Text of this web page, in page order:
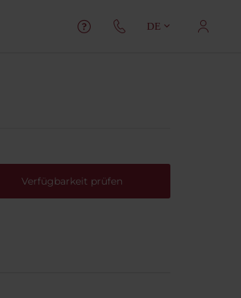
DE
Verfügbarkeit prüfen